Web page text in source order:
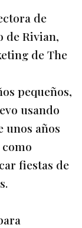
de
de Rivian,
de The
pequeños,
usando
unos años
fiestas de